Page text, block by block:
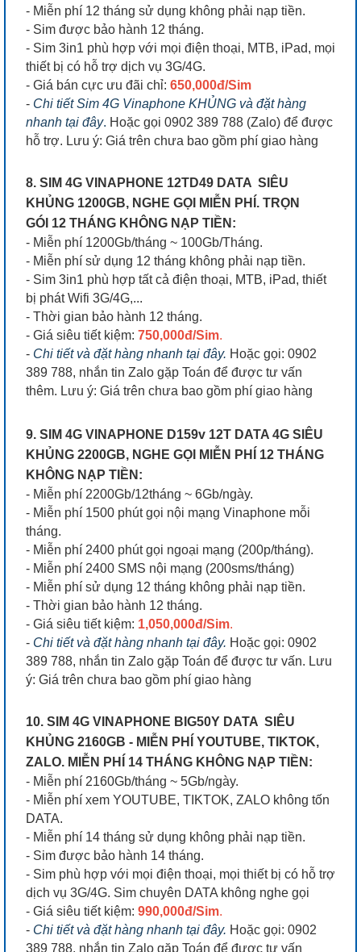
- Miễn phí 12 tháng sử dụng không phải nạp tiền.
- Sim được bảo hành 12 tháng.
- Sim 3in1 phù hợp với mọi điện thoại, MTB, iPad, mọi
thiết bị có hỗ trợ dịch vụ 3G/4G.
- Giá bán cực ưu đãi chỉ: 650,000đ/Sim
- Chi tiết Sim 4G Vinaphone KHỦNG và đặt hàng
nhanh tại đây. Hoặc gọi 0902 389 788 (Zalo) để được
hỗ trợ. Lưu ý: Giá trên chưa bao gồm phí giao hàng
8. SIM 4G VINAPHONE 12TD49 DATA SIÊU
KHỦNG 1200GB, NGHE GỌI MIỄN PHÍ. TRỌN
GÓI 12 THÁNG KHÔNG NẠP TIỀN:
- Miễn phí 1200Gb/tháng ~ 100Gb/Tháng.
- Miễn phí sử dụng 12 tháng không phải nạp tiền.
- Sim 3in1 phù hợp tất cả điện thoại, MTB, iPad, thiết
bị phát Wifi 3G/4G,...
- Thời gian bảo hành 12 tháng.
- Giá siêu tiết kiệm: 750,000đ/Sim.
- Chi tiết và đặt hàng nhanh tại đây. Hoặc gọi: 0902
389 788, nhắn tin Zalo gặp Toán để được tư vấn
thêm. Lưu ý: Giá trên chưa bao gồm phí giao hàng
9. SIM 4G VINAPHONE D159v 12T DATA 4G SIÊU
KHỦNG 2200GB, NGHE GỌI MIỄN PHÍ 12 THÁNG
KHÔNG NẠP TIỀN:
- Miễn phí 2200Gb/12tháng ~ 6Gb/ngày.
- Miễn phí 1500 phút gọi nội mạng Vinaphone mỗi
tháng.
- Miễn phí 2400 phút gọi ngoại mạng (200p/tháng).
- Miễn phí 2400 SMS nội mạng (200sms/tháng)
- Miễn phí sử dụng 12 tháng không phải nạp tiền.
- Thời gian bảo hành 12 tháng.
- Giá siêu tiết kiệm: 1,050,000đ/Sim.
- Chi tiết và đặt hàng nhanh tại đây. Hoặc gọi: 0902
389 788, nhắn tin Zalo gặp Toán để được tư vấn. Lưu
ý: Giá trên chưa bao gồm phí giao hàng
10. SIM 4G VINAPHONE BIG50Y DATA SIÊU
KHỦNG 2160GB - MIỄN PHÍ YOUTUBE, TIKTOK,
ZALO. MIỄN PHÍ 14 THÁNG KHÔNG NẠP TIỀN:
- Miễn phí 2160Gb/tháng ~ 5Gb/ngày.
- Miễn phí xem YOUTUBE, TIKTOK, ZALO không tốn
DATA.
- Miễn phí 14 tháng sử dụng không phải nạp tiền.
- Sim được bảo hành 14 tháng.
- Sim phù hợp với mọi điện thoại, mọi thiết bị có hỗ trợ
dịch vụ 3G/4G. Sim chuyên DATA không nghe gọi
- Giá siêu tiết kiệm: 990,000đ/Sim.
- Chi tiết và đặt hàng nhanh tại đây. Hoặc gọi: 0902
389 788, nhắn tin Zalo gặp Toán để được tư vấn